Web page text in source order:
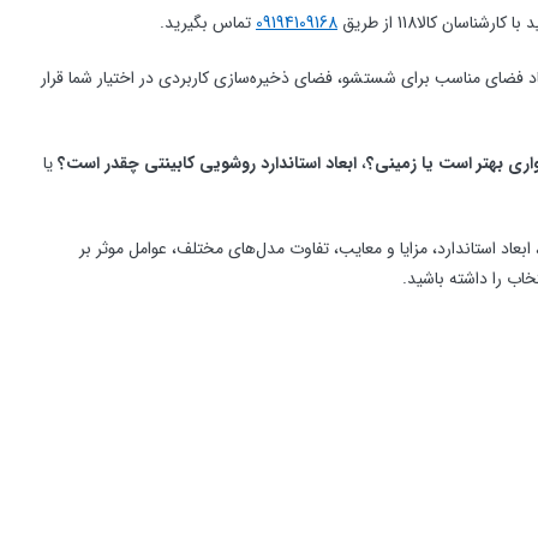
کالا118 از طریق 09194109168تماس بگیرید.
مناسب برای شستشو، فضای ذخیره‌سازی کاربردی در اختیار شما قرار
بهتر است یا زمینی؟،ابعاد استاندارد روشویی کابینتی چقدر است؟یا
استاندارد، مزایا و معایب، تفاوت مدل‌های مختلف، عوامل موثر بر
را داشته باشید.